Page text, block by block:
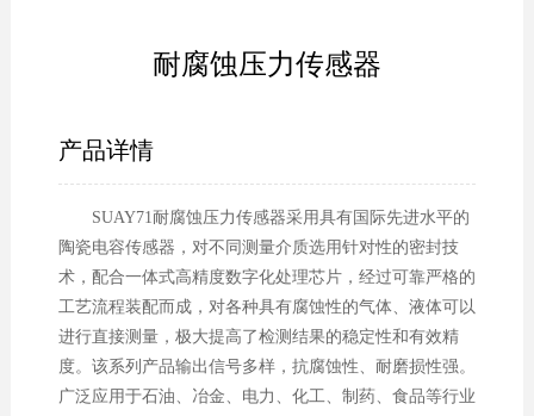
耐腐蚀压力传感器
产品详情
SUAY71耐腐蚀压力传感器采用具有国际先进水平的
陶瓷电容传感器，对不同测量介质选用针对性的密封技
术，配合一体式高精度数字化处理芯片，经过可靠严格的
工艺流程装配而成，对各种具有腐蚀性的气体、液体可以
进行直接测量，极大提高了检测结果的稳定性和有效精
度。该系列产品输出信号多样，抗腐蚀性、耐磨损性强。
广泛应用于石油、冶金、电力、化工、制药、食品等行业